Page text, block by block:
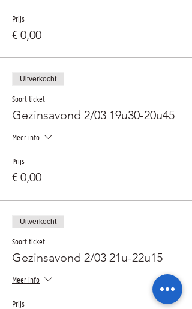
Prijs
€ 0,00
Uitverkocht
Soort ticket
Gezinsavond 2/03 19u30-20u45
Meer info
Prijs
€ 0,00
Uitverkocht
Soort ticket
Gezinsavond 2/03 21u-22u15
Meer info
Prijs